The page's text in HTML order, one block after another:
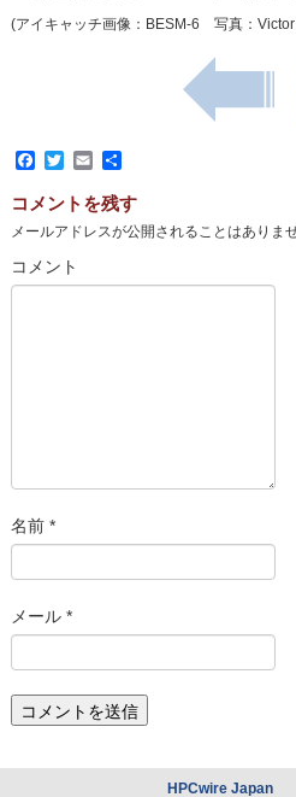
(アイキャッチ画像：BESM-6 写真：
Facebook
TwitterEmail
共
コメントを残す
メールアドレスが公開されることはありませ
コメント
名前 *
メール *
HPCwire Japan